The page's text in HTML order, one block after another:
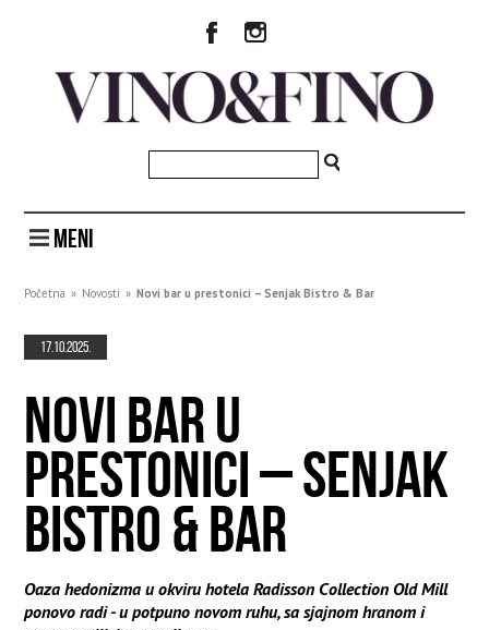
MENI
Početna » Novosti » Novi bar u prestonici – Senjak Bistro & Bar
17.10.2025.
NOVI BAR U
PRESTONICI – SENJAK
BISTRO & BAR
Oaza hedonizma u okviru hotela Radisson Collection Old Mill
ponovo radi - u potpuno novom ruhu, sa sjajnom hranom i